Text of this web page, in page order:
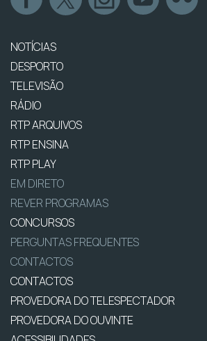
NOTÍCIAS
DESPORTO
TELEVISÃO
RÁDIO
RTP ARQUIVOS
RTP ENSINA
RTP PLAY
EM DIRETO
REVER PROGRAMAS
CONCURSOS
PERGUNTAS FREQUENTES
CONTACTOS
CONTACTOS
PROVEDORA DO TELESPECTADOR
PROVEDORA DO OUVINTE